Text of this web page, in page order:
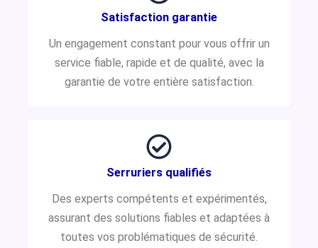
Satisfaction garantie
Un engagement constant pour vous offrir un
service fiable, rapide et de qualité, avec la
garantie de votre entière satisfaction.
Serruriers qualifiés
Des experts compétents et expérimentés,
assurant des solutions fiables et adaptées à
toutes vos problématiques de sécurité.